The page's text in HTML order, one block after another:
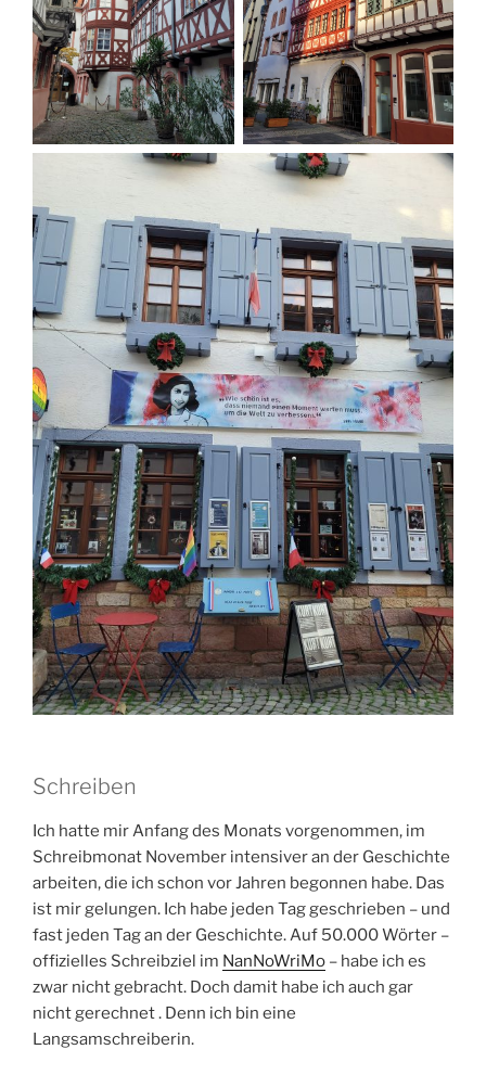
Schreiben
Ich hatte mir Anfang des Monats vorgenommen, im
Schreibmonat November intensiver an der Geschichte
arbeiten, die ich schon vor Jahren begonnen habe. Das
ist mir gelungen. Ich habe jeden Tag geschrieben – und
fast jeden Tag an der Geschichte. Auf 50.000 Wörter –
offizielles Schreibziel im NanNoWriMo – habe ich es
zwar nicht gebracht. Doch damit habe ich auch gar
nicht gerechnet . Denn ich bin eine
Langsamschreiberin.